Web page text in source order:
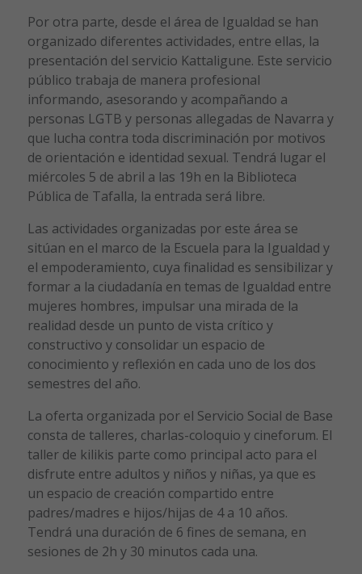
Por otra parte, desde el área de Igualdad se han
organizado diferentes actividades, entre ellas, la
presentación del servicio Kattaligune. Este servicio
público trabaja de manera profesional
informando, asesorando y acompañando a
personas LGTB y personas allegadas de Navarra y
que lucha contra toda discriminación por motivos
de orientación e identidad sexual. Tendrá lugar el
miércoles 5 de abril a las 19h en la Biblioteca
Pública de Tafalla, la entrada será libre.
Las actividades organizadas por este área se
sitúan en el marco de la Escuela para la Igualdad y
el empoderamiento, cuya finalidad es sensibilizar y
formar a la ciudadanía en temas de Igualdad entre
mujeres hombres, impulsar una mirada de la
realidad desde un punto de vista crítico y
constructivo y consolidar un espacio de
conocimiento y reflexión en cada uno de los dos
semestres del año.
La oferta organizada por el Servicio Social de Base
consta de talleres, charlas-coloquio y cineforum. El
taller de kilikis parte como principal acto para el
disfrute entre adultos y niños y niñas, ya que es
un espacio de creación compartido entre
padres/madres e hijos/hijas de 4 a 10 años.
Tendrá una duración de 6 fines de semana, en
sesiones de 2h y 30 minutos cada una.